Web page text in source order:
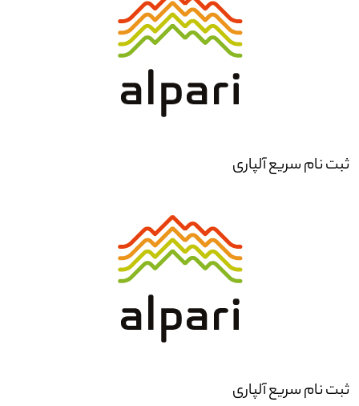
ثبت نام سریع آلپاری
ثبت نام سریع آلپاری